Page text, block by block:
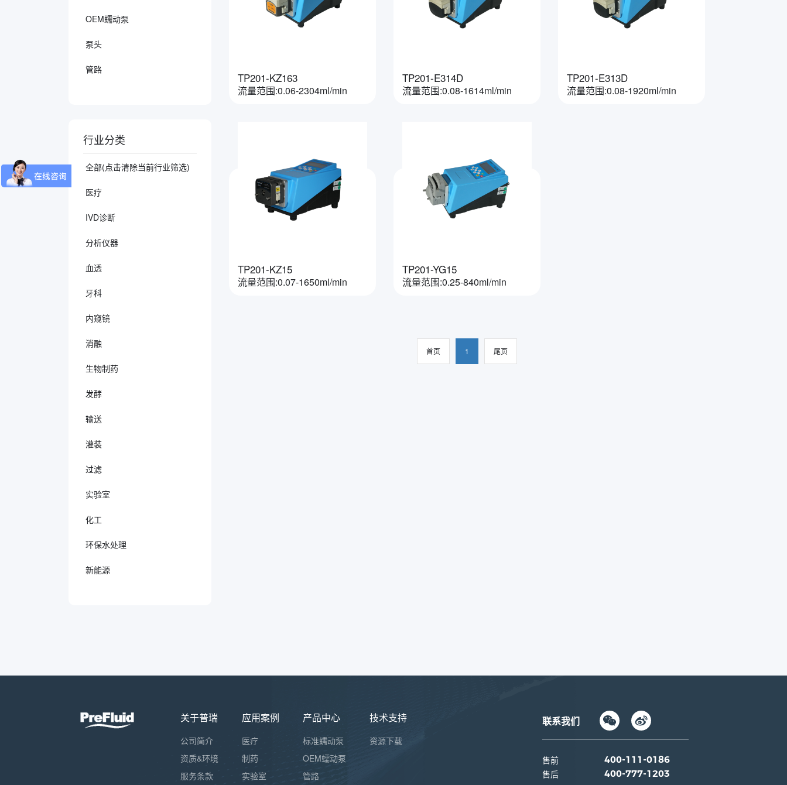
OEM蠕动泵
泵头
管路
行业分类
全部(点击清除当前行业筛选)
医疗
IVD诊断
分析仪器
血透
牙科
内窥镜
消融
生物制药
发酵
输送
灌装
过滤
实验室
化工
环保水处理
新能源
TP201-KZ163
流量范围:0.06-2304ml/min
TP201-E314D
流量范围:0.08-1614ml/min
TP201-E313D
流量范围:0.08-1920ml/min
TP201-KZ15
流量范围:0.07-1650ml/min
TP201-YG15
流量范围:0.25-840ml/min
首页 1 尾页
关于普瑞
公司简介
资质&环境
服务条款
应用案例
医疗
制药
实验室
产品中心
标准蠕动泵
OEM蠕动泵
管路
技术支持
资源下载
联系我们
售前 400-111-0186
售后 400-777-1203